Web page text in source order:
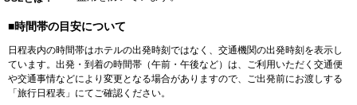
■時間帯の目安について
日程表内の時間帯はホテルの出発時刻ではなく、交通機関の出発時刻を表示し
ています。出発・到着の時間帯（午前・午後など）は、ご利用いただく交通便
や交通事情などにより変更となる場合がありますので、ご出発前にお渡しする
「旅行日程表」にてご確認ください。